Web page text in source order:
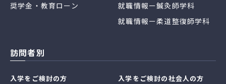
奨学金・教育ローン
就職情報ー鍼灸師学科
就職情報ー柔道整復師学科
訪問者別
入学をご検討の方 入学をご検討の社会人の方